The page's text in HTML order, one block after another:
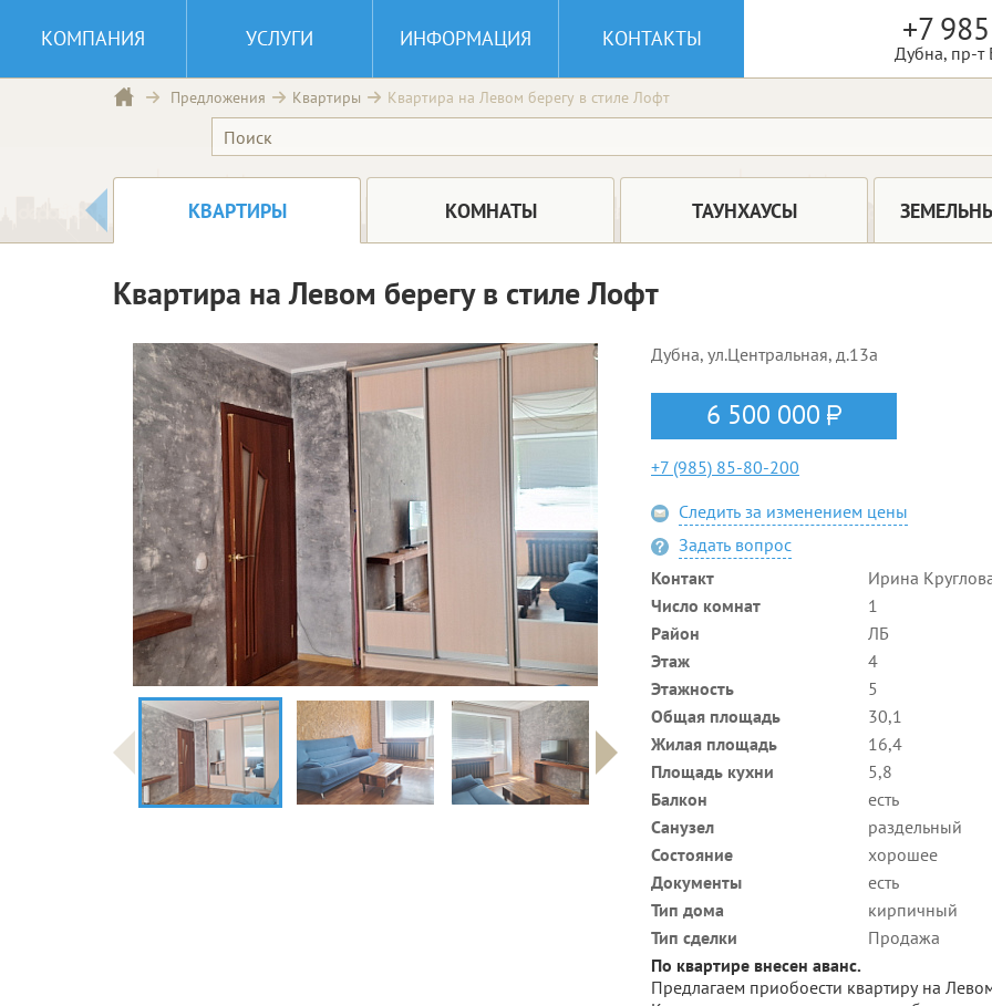
+7
Дубна, пр-т
КОМПАНИЯ УСЛУГИ ИНФОРМАЦИЯ КОНТАКТЫ
Предложения Квартиры Квартира на Левом берегу в стиле Лофт
КВАРТИРЫ КОМНАТЫ ТАУНХАУСЫ
Квартира на Левом берегу в стиле Лофт
Дубна, ул.Центральная, д.13а
6 500 000
+7 (985) 85-80-200
Следить за изменением цены
Задать вопрос
Контакт
Ирина
Число комнат
1
Район
ЛБ
Этаж
4
Этажность
5
Общая площадь
30,1
Жилая площадь
16,4
Площадь кухни
5,8
Балкон
есть
Санузел
раздельный
Состояние
хорошее
Документы
есть
Тип дома
кирпичный
Тип сделки
Продажа
По квартире внесен аванс.
Предлагаем приобоести квартиру на